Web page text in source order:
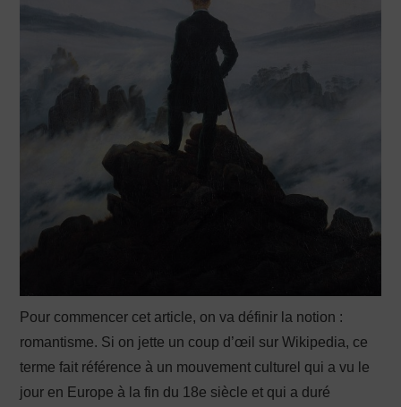
Pour commencer cet article, on va définir la notion :
romantisme. Si on jette un coup d’œil sur Wikipedia, ce
terme fait référence à un mouvement culturel qui a vu le
jour en Europe à la fin du 18e siècle et qui a duré